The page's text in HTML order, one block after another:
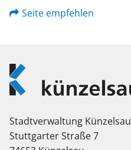
Seite empfehlen
Logo
Künzelsau
Stadtverwaltung Künzelsau
Stuttgarter Straße 7